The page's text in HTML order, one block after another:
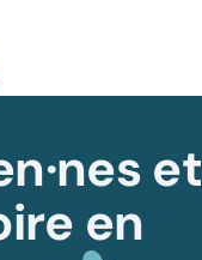
des cookies
et
en